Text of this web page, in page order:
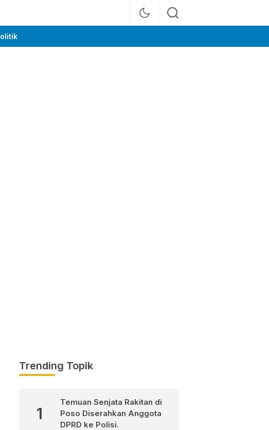
Trending Topik
1
Temuan Senjata Rakitan di
Poso Diserahkan Anggota
DPRD ke Polisi.